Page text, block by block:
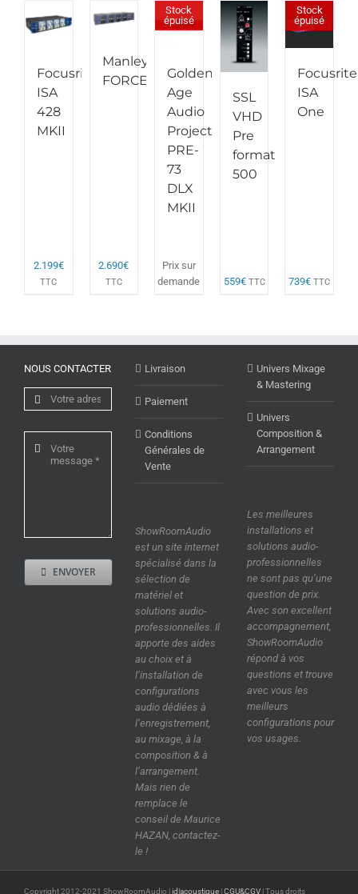
Focusrite
ISA
428
MKII
2.199€
TTC
Manley
FORCE
2.690€
TTC
Stock
épuisé
Golden
Age
Audio
Project
PRE-
73
DLX
MKII
Prix sur
demande
SSL
VHD
Pre
format
500
559€ TTC
Stock
épuisé
Focusrite
ISA
One
739€ TTC
NOUS CONTACTER
ENVOYER
Livraison
Paiement
Conditions
Générales de
Vente
ShowRoomAudio
est un site internet
spécialisé dans la
sélection de
matériel et
solutions audio-
professionnelles. Il
apporte des aides
au choix et à
l’installation de
configurations
audio dédiées à
l’enregistrement,
au mixage, à la
composition & à
l’arrangement.
Mais rien de
remplace le
conseil de Maurice
HAZAN, contactez-
le !
Univers Mixage
& Mastering
Univers
Composition &
Arrangement
Les meilleures
installations et
solutions audio-
professionnelles
ne sont pas qu’une
question de prix.
Avec son excellent
accompagnement,
ShowRoomAudio
répond à vos
questions et trouve
avec vous les
meilleurs
configurations pour
vos usages.
Copyright 2012-2021 ShowRoomAudio |id|acoustique |CGU&CGV | Tous droits